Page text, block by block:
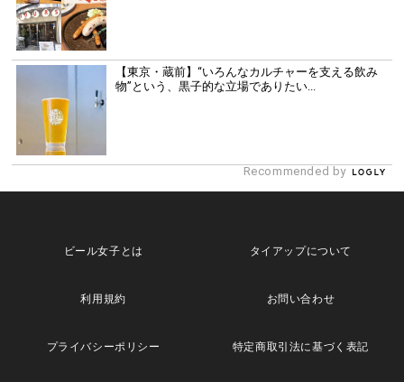
【東京・蔵前】“いろんなカルチャーを支える飲み
物”という、黒子的な立場でありたい...
Recommended by
ビール女子とは タイアップについて
利用規約 お問い合わせ
プライバシーポリシー 特定商取引法に基づく表記